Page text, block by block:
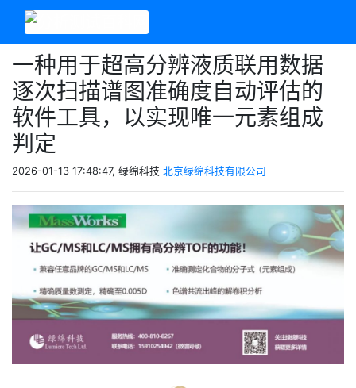
一种用于超高分辨液质联用数据
逐次扫描谱图准确度自动评估的
软件工具，以实现唯一元素组成
判定
2026-01-13 17:48:47, 绿绵科技 北京绿绵科技有限公司